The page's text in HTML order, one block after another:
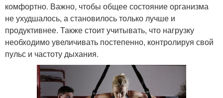
комфортно. Важно, чтобы общее состояние организма
не ухудшалось, а становилось только лучше и
продуктивнее. Также стоит учитывать, что нагрузку
необходимо увеличивать постепенно, контролируя свой
пульс и частоту дыхания.